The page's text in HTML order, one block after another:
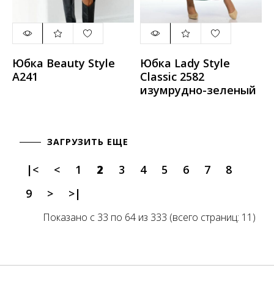
Юбка Beauty Style
А241
Юбка Lady Style
Classic 2582
изумрудно-зеленый
ЗАГРУЗИТЬ ЕЩЕ
|< < 1 2 3 4 5 6 7
8
9
> >|
Показано с 33 по 64 из 333 (всего страниц: 11)